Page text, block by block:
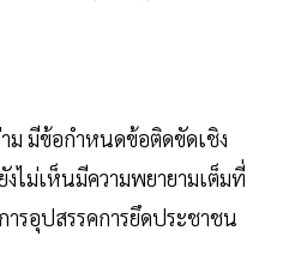
ม มีข้อกำหนดข้อติดขัดเชิง
งไม่เห็นมีความพยายามเต็มที่
รอุปสรรคการยึดประชาชน